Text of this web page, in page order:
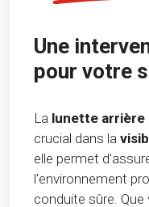
Une
pour votre
La lunette arrière
crucial dans la
elle permet
l'environnement
conduite sûre.